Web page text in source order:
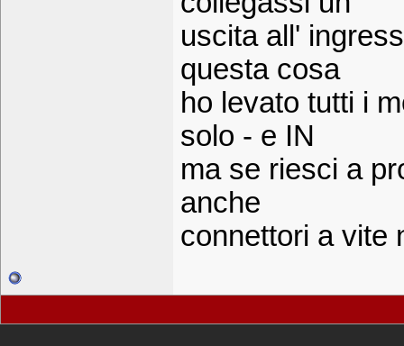
uscita all'
questa cosa
ho levato tutti i
solo - e IN
ma se riesci a
anche
connettori a vite